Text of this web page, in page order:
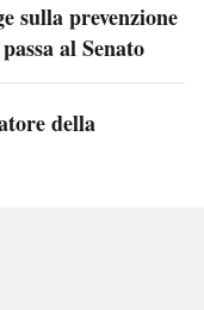
sulla prevenzione
al Senato
della